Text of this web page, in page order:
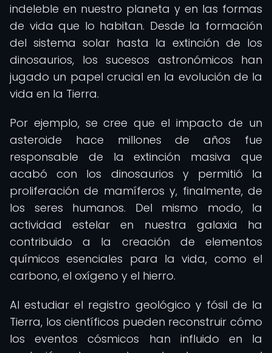
indeleble en nuestro planeta y en las formas
de vida que lo habitan. Desde la formación
del sistema solar hasta la extinción de los
dinosaurios, los sucesos astronómicos han
jugado un papel crucial en la evolución de la
vida en la Tierra.
Por ejemplo, se cree que el impacto de un
asteroide hace millones de años fue
responsable de la extinción masiva que
acabó con los dinosaurios y permitió la
proliferación de mamíferos y, finalmente, de
los seres humanos. Del mismo modo, la
actividad estelar en nuestra galaxia ha
contribuido a la creación de elementos
químicos esenciales para la vida, como el
carbono, el oxígeno y el hierro.
Al estudiar el registro geológico y fósil de la
Tierra, los científicos pueden reconstruir cómo
los eventos cósmicos han influido en la